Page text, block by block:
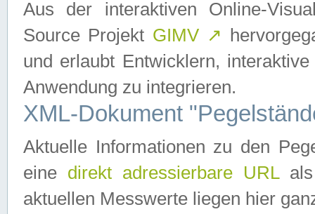
Aus der interaktiven Online-
Source Projekt GIMV ↗
und erlaubt Entwicklern,
Anwendung zu integrieren.
XML-Dokument
Aktuelle Informationen zu den
eine direkt adressierbare URLals
aktuellen Messwerte liegen hier